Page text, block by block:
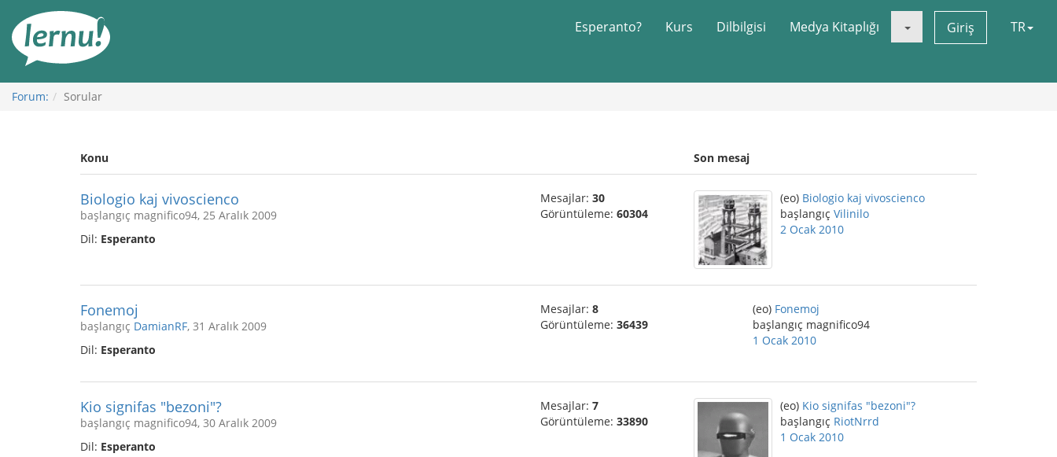
Görüntüleme
Esperanto? Kurs Dilbilgisi Medya Kitaplığı Giriş TR
Forum: Sorular
Konu Son mesaj
Biologio kaj vivoscienco
başlangıç magnifico94, 25 Aralık 2009
Dil: Esperanto
Mesajlar: 30
Görüntüleme: 60304
(eo) Biologio kaj vivoscienco
başlangıç Vilinilo
2 Ocak 2010
Fonemoj
başlangıç DamianRF, 31 Aralık 2009
Dil: Esperanto
Mesajlar: 8
Görüntüleme: 36439
(eo) Fonemoj
başlangıç magnifico94
1 Ocak 2010
Kio signifas "bezoni"?
başlangıç magnifico94, 30 Aralık 2009
Dil: Esperanto
Mesajlar: 7
Görüntüleme: 33890
(eo) Kio signifas "bezoni"?
başlangıç RiotNrrd
1 Ocak 2010